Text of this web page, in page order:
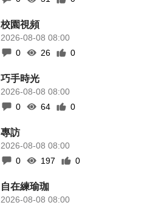
校園視頻
2026-08-08 08:00
0
26 0
巧手時光
2026-08-08 08:00
0
64 0
專訪
2026-08-08 08:00
0
197 0
自在練瑜珈
2026-08-08 08:00